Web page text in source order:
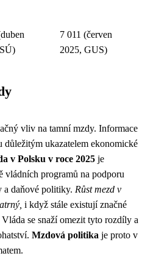
7 011 (červen
2025, GUS)
vliv na tamní mzdy. Informace
důležitým ukazatelem ekonomické
v Polsku v roce 2025 je
vládních programů na podporu
a daňové politiky. Růst mezd v
i když stále existují značné
se snaží omezit tyto rozdíly a
Mzdová politika je proto v